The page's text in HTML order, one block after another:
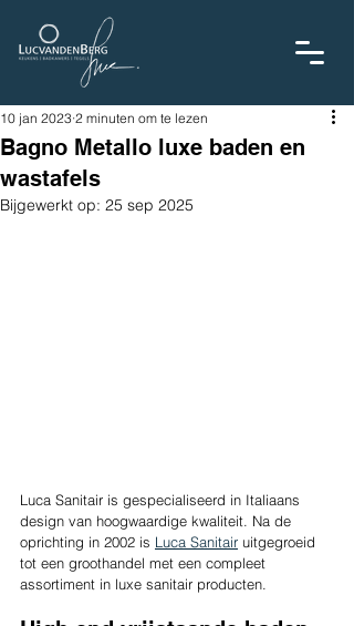
Bagno Metallo luxe baden en
wastafels
10 jan 2023 2 minuten om te lezen
Bijgewerkt op: 25 sep 2025
Luca Sanitair is gespecialiseerd in Italiaans
design van hoogwaardige kwaliteit. Na de
oprichting in 2002 is Luca Sanitair uitgegroeid
tot een groothandel met een compleet
assortiment in luxe sanitair producten.